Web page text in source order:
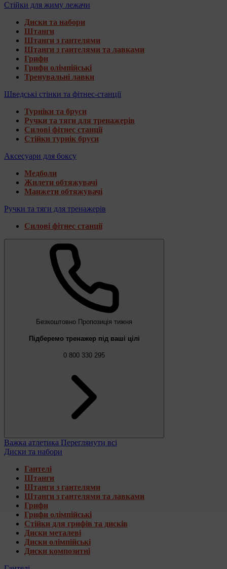
Стійки для жиму лежачи
Диски та набори
Штанги
Штанги з гантелями
Штанги з гантелями та лавками
Грифи
Грифи олімпійські
Тренувальні лавки
Шведські стінки та фітнес-станції
Турніки та бруси
Ручки та тяги для тренажерів
Силові фітнес станції
Стійки турнік бруси
Аксесуари для боксу
Медболи
Жилети обтяжувачі
Манжети обтяжувачі
Ручки та тяги для тренажерів
Силові фітнес станції
Безкоштовно Пропозиція тижня
Підберемо тренажер під ваші цілі
0 800 330 295
Важка атлетика Переглянути всі
Диски та набори
Гантелі
Штанги
Штанги з гантелями
Штанги з гантелями та лавками
Грифи
Грифи олімпійські
Стійки для грифів та дисків
Диски металеві
Диски олімпійські
Диски композитні